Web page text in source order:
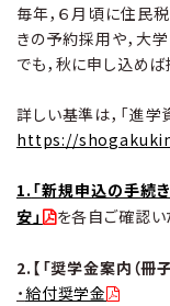
毎年，６月頃に住民
きの予約採用や，大
でも，秋に申し込め
詳しい基準は，「進学
https://
1. 「新規申込の手続
安」
を各自ご確認い
2.【「奨学金案内（冊
・給付奨学金